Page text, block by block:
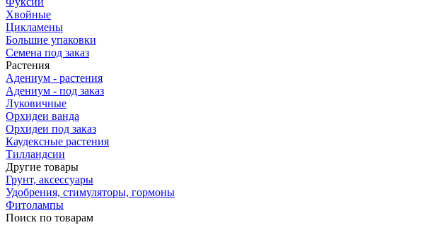
Хвойные
Цикламены
Большие упаковки
Семена под заказ
Растения
Адениум - растения
Адениум - под заказ
Луковичные
Орхидеи ванда
Орхидеи под заказ
Каудексные растения
Тилландсии
Другие товары
Грунт, аксессуары
Удобрения, стимуляторы, гормоны
Фитолампы
Поиск по товарам